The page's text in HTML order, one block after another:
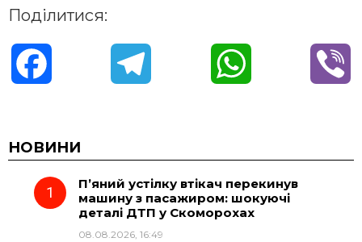
Поділитися:
c
e e
g
t
НОВИНИ
П’яний устілку втікач перекинув
машину з пасажиром: шокуючі
деталі ДТП у Скоморохах
08.08.2026, 16:49